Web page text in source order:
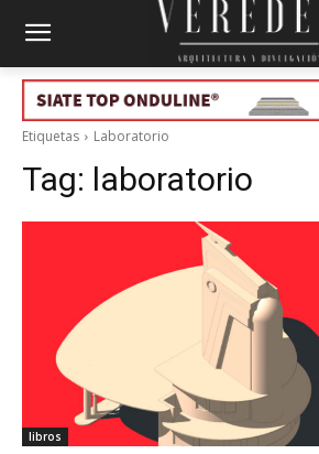
Etiquetas Laboratorio
Tag: laboratorio
libros